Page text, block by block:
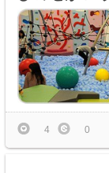
4 0